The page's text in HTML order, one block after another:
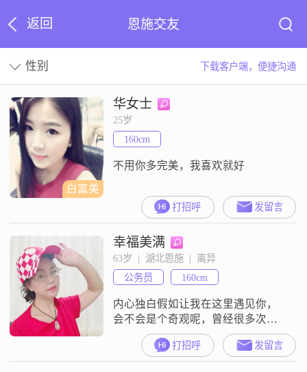
返回 恩施交友
性别 下载客户端，便捷沟通
白富美
华女士
25岁
160cm
不用你多完美，我喜欢就好
打招呼 发留言
幸福美满
63岁  |  湖北恩施  |  离异
公务员
160cm
内心独白假如让我在这里遇见你，
会不会是个奇观呢，曾经很多次幻
想过将来另一半的样子，模糊而亲
切，寻寻至今，我才相信，爱情终
究是缘分，茫茫人海两个人的相识
打招呼 发留言